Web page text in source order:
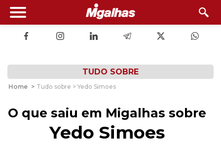
TUDO SOBRE
Home > Tudo sobre > Yedo Simoes
O que saiu em Migalhas sobre
Yedo Simoes